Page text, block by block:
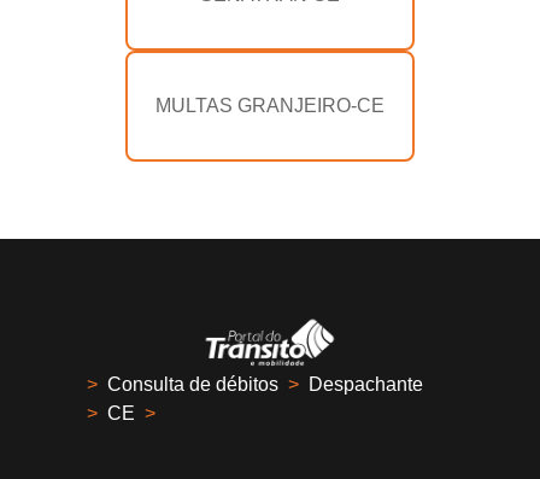
MULTAS GRANJEIRO-CE
> Consulta de débitos > Despachante
> CE >